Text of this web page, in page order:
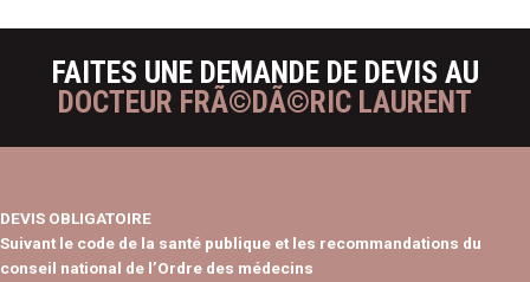
FAITES UNE DEMANDE DE DEVIS AU
DOCTEUR FRÃ©DÃ©RIC LAURENT
DEVIS OBLIGATOIRE
Suivant le code de la santé publique et les recommandations du
conseil national de l’Ordre des médecins